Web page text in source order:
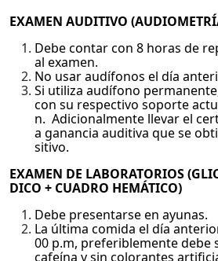
EXAMEN AUDITIVO
Debe contar con 8 horas de
al examen.
No usar audífonos el día
Si utiliza audífono
con su respectivo soporte
n. Adicionalmente llevar el
a ganancia auditiva que se
sitivo.
EXAMEN DE LABORATORIOS
DICO + CUADRO HEMÁTICO)
Debe presentarse en ayunas.
La última comida el día
00 p.m, preferiblemente debe
cafeína y sin colorantes